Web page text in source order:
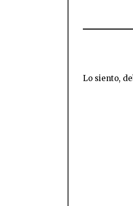
Lo siento,